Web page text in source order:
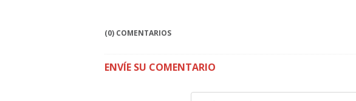
(0) COMENTARIOS
ENVÍE SU COMENTARIO